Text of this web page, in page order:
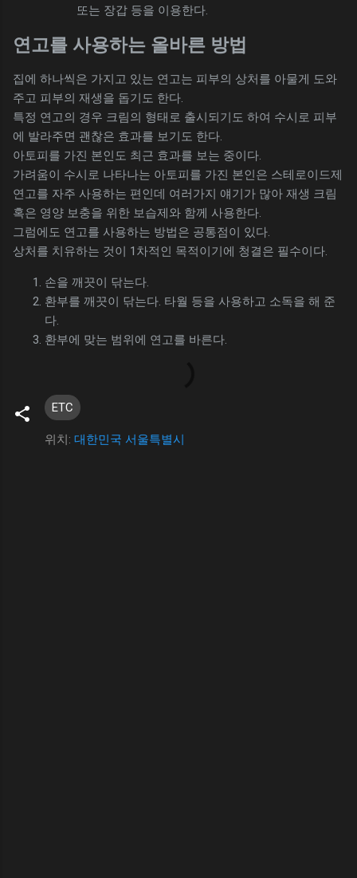
또는 장갑 등을 이용한다.
연고를 사용하는 올바른 방법
집에 하나씩은 가지고 있는 연고는 피부의 상처를 아물게 도와
주고 피부의 재생을 돕기도 한다.
특정 연고의 경우 크림의 형태로 출시되기도 하여 수시로 피부
에 발라주면 괜찮은 효과를 보기도 한다.
아토피를 가진 본인도 최근 효과를 보는 중이다.
가려움이 수시로 나타나는 아토피를 가진 본인은 스테로이드제
연고를 자주 사용하는 편인데 여러가지 얘기가 많아 재생 크림
혹은 영양 보충을 위한 보습제와 함께 사용한다.
그럼에도 연고를 사용하는 방법은 공통점이 있다.
상처를 치유하는 것이 1차적인 목적이기에 청결은 필수이다.
손을 깨끗이 닦는다.
환부를 깨끗이 닦는다. 타월 등을 사용하고 소독을 해 준
다.
환부에 맞는 범위에 연고를 바른다.
ETC
위치: 대한민국 서울특별시